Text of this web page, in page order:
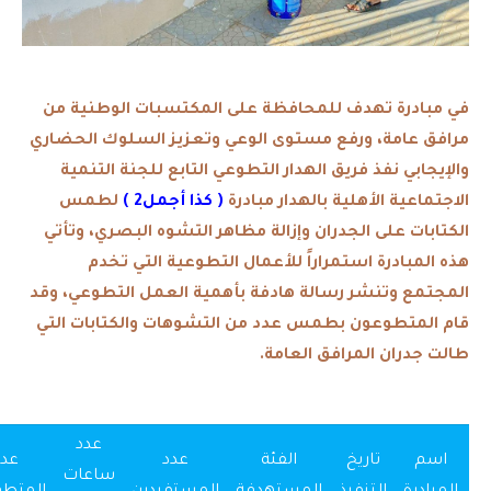
في مبادرة تهدف للمحافظة على المكتسبات الوطنية من
مرافق عامة، ورفع مستوى الوعي وتعزيز السلوك الحضاري
والإيجابي نفذ فريق الهدار التطوعي التابع للجنة التنمية
الاجتماعية الأهلية بالهدار مبادرة ( كذا أجمل2 )
لطمس
الكتابات على الجدران وإزالة مظاهر التشوه البصري، وتأتي
هذه المبادرة استمراراً للأعمال التطوعية التي تخدم
المجتمع وتنشر رسالة هادفة بأهمية العمل التطوعي، وقد
قام المتطوعون بطمس عدد من التشوهات والكتابات التي
طالت جدران المرافق العامة.
اسم
تاريخ
الفئة
عدد
عدد
ساعات